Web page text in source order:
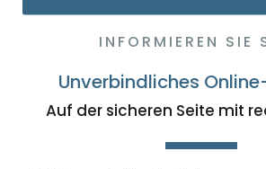
INFORMIEREN SIE
Unverbindliches
Auf der sicheren Seite mit